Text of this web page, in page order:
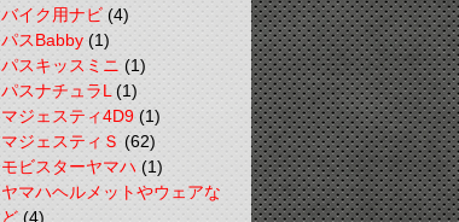
バイク用ナビ(4)
パスBabby(1)
パスキッスミニ(1)
パスナチュラL(1)
マジェスティ4D9(1)
マジェスティＳ(62)
モビスターヤマハ(1)
ヤマハヘルメットやウェアな
ど(4)